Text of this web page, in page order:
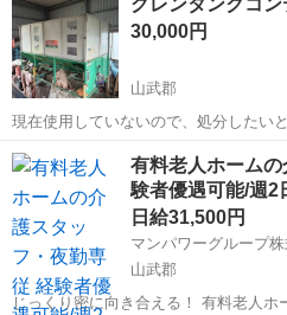
ターなど再利用していただける方を優先さ
くお願いします。
グレンタンクコン
30,000円
山武郡
現在使用していないので、処分したい
方でお願いします
千葉 その他
有料老人ホーム
験者優遇可能/週
日給31,500円
マンパワーグループ
山武郡
じっくり密に向き合える！ 有料老人ホームで働きませんか？―― マン